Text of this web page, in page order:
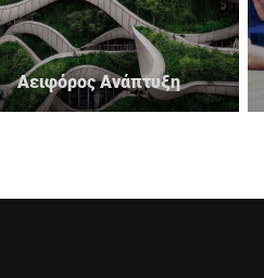
Αειφόρος Ανάπτυξη